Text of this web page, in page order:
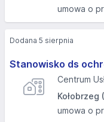
umowa o
Stanowisko ds
Centrum
Kołobrzeg
umowa o
Dodana 5 sierpnia